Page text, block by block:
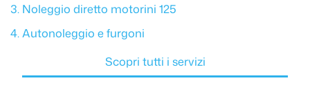
Noleggio diretto motorini 125
Autonoleggio e furgoni
Scopri tutti i servizi